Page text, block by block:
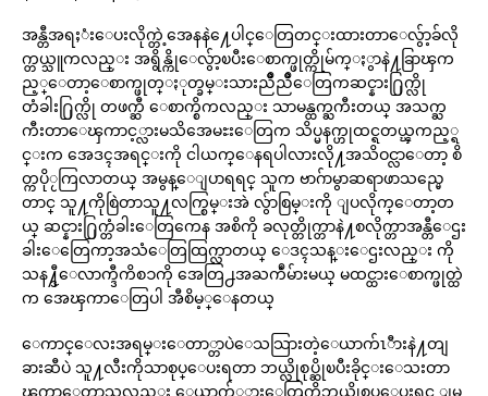
အန္တီအရႈံးေပးလိုက္တဲ့အေနနဲ႔ေပါင္ေတြတင္းထားတာေလွ်ာ့ခ်လို
က္တယ္သူကလည္း အရွိန္ကိုေလွ်ာ့ၿပီးေစာက္ဖုတ္ကိုမ်က္ႏွာနဲ႔ခြာၾက
ည့္ေတာ့ေစာက္ဖုတ္ႏုတ္ခမ္းသားညိဳညိဳေတြကဆင္နား႐ြက္လို
တံခါး႐ြက္လို တဖက္ဆီ ေစာက္စိကလည္း သာမန္ထက္ႀကီးတယ္ အသက္ႀ
ကီးတာေၾကာင့္လားမသိအေမႊးေတြက သိပ္မနက္ဟုထင္ရတယ္ၾကည့္ရ
င္းက အေဒၚအရင္းကို ငါယက္ေနရပါလားလို႔အသိဝင္လာေတာ့ စိ
တ္ကပိုႂကြလာတယ္ အမွန္ေျပာရရင္ သူက ဗာဂ်ာမွာဆရာဖာသည္မေ
တာင္ သူ႔ကိုစြဲတာသူ႔လက္စြမ္းအဲ လွ်ာစြမ္းကို ျပလိုက္ေတာ့တ
ယ္ ဆင္နား႐ြက္တံခါးေတြကေန အစိကို ခလုတ္တိုက္တာနဲ႔စလိုက္တာအန္တီေဌး
ခါးေတြေကာ့အသံေတြထြက္လာတယ္ ေဒၚသန္းေဌးလည္း ကို
သန႔္ဒီေလာက္ဒီကိစၥကို အေတြ႕အႀကဳံမ်ားမယ္ မထင္ထားေစာက္ဖုတ္ထဲ
က အေၾကာေတြပါ အီစိမ့္ေနတယ္
ေကာင္ေလးအရမ္းေတာ္တာပဲေသသြားတဲ့ေယာက်ၤီားနဲ႔တျ
ခားဆီပဲ သူ႔လီးကိုသာစုပ္ေပးရတာ ဘယ္လိုစုပ္ဆိုၿပီးခိုင္းေသးတာ
ၾကာေတာ့သူလည္း ေယာက်္ားေတြကိုဘယ္လိုစုပ္ေပးရင္ ျမ